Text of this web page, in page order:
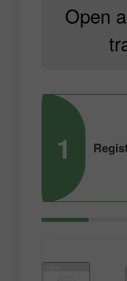
Open
1